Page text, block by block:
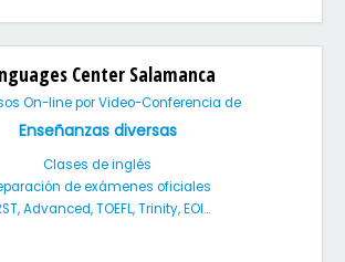
Center Salamanca
On-line por Video-Conferencia de
Enseñanzas diversas
Clases de inglés
de exámenes oficiales
Advanced, TOEFL, Trinity, EOI...